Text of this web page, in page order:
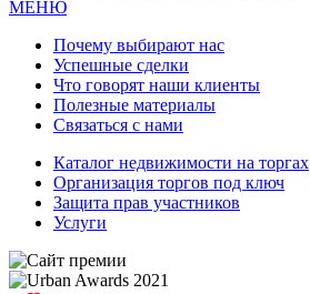
МЕНЮ
Почему выбирают нас
Успешные сделки
Что говорят наши клиенты
Полезные материалы
Связаться с нами
Каталог недвижимости на торгах
Организация торгов под ключ
Защита прав участников
Услуги